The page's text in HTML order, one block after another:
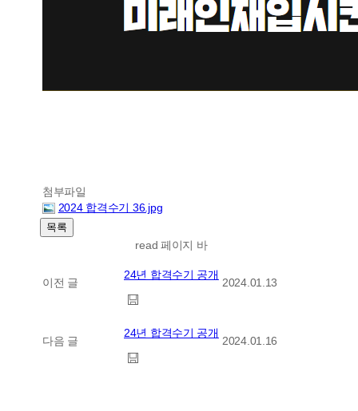
첨부파일
2024 합격수기 36.jpg
read 페이지 바
이전 글
24년 합격수기 공개
2024.01.13
다음 글
24년 합격수기 공개
2024.01.16